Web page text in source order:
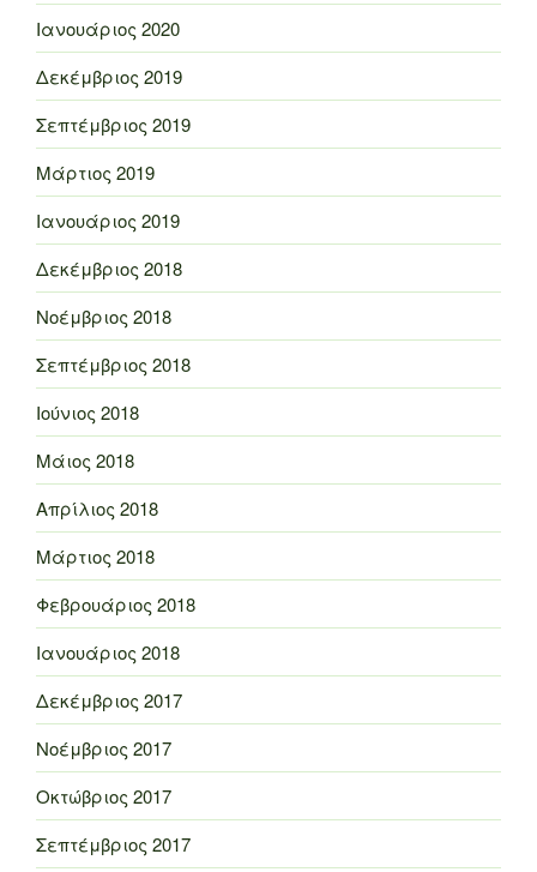
Ιανουάριος 2020
Δεκέμβριος 2019
Σεπτέμβριος 2019
Μάρτιος 2019
Ιανουάριος 2019
Δεκέμβριος 2018
Νοέμβριος 2018
Σεπτέμβριος 2018
Ιούνιος 2018
Μάιος 2018
Απρίλιος 2018
Μάρτιος 2018
Φεβρουάριος 2018
Ιανουάριος 2018
Δεκέμβριος 2017
Νοέμβριος 2017
Οκτώβριος 2017
Σεπτέμβριος 2017